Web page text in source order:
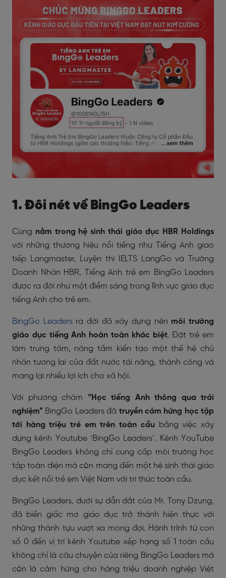
1. Đôi nét về BingGo Leaders
Cùng nằm trong hệ sinh thái giáo dục HBR Holdings
với những thương hiệu nổi tiếng như Tiếng Anh giao
tiếp Langmaster, Luyện thi IELTS LangGo và Trường
Doanh Nhân HBR, Tiếng Anh trẻ em BingGo Leaders
được ra đời như một điểm sáng trong lĩnh vực giáo dục
tiếng Anh cho trẻ em.
BingGo Leadersra đời đã xây dựng nên môi trường
giáo dục tiếng Anh hoàn toàn khác biệt. Đặt trẻ em
làm trung tâm, nâng tầm kiến tạo một thế hệ chủ
nhân tương lai của đất nước tài năng, thành công và
mang lại nhiều lợi ích cho xã hội.
Với phương châm “Học tiếng Anh thông qua trải
nghiệm” BingGo Leaders đã truyền cảm hứng học tập
tới hàng triệu trẻ em trên toàn cầubằng việc xây
dựng kênh Youtube ‘BingGo Leaders’. Kênh YouTube
BingGo Leaders không chỉ cung cấp môi trường học
tập toàn diện mà còn mang đến một hệ sinh thái giáo
dục kết nối trẻ em Việt Nam với tri thức toàn cầu.
BingGo Leaders, dưới sự dẫn dắt của Mr. Tony Dzung,
đã biến giấc mơ giáo dục trở thành hiện thực với
những thành tựu vượt xa mong đợi. Hành trình từ con
số 0 đến vị trí kênh Youtube xếp hạng số 1 toàn cầu
không chỉ là câu chuyện của riêng BingGo Leaders mà
còn là cảm hứng cho hàng triệu doanh nghiệp Việt